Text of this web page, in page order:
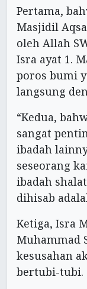
Pertama,
Masjidil
oleh Allah
Isra ayat 1.
poros bumi
langsung
“Kedua,
sangat
ibadah
seseorang
ibadah
dihisab
Ketiga, Isra
Muhammad
kesusahan
bertubi-tubi.